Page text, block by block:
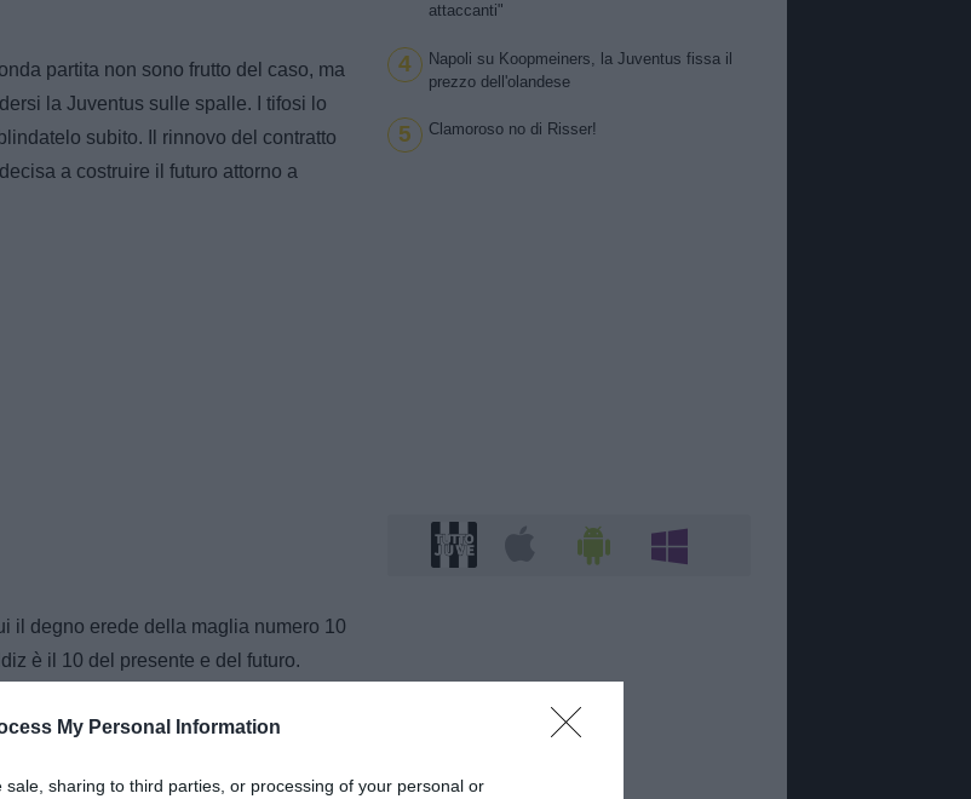
My Personal Information
sale, sharing to third parties, or processing of your personal or
partita non sono frutto del caso, ma
la Juventus sulle spalle. I tifosi lo
subito. Il rinnovo del contratto
a costruire il futuro attorno a
il degno erede della maglia numero 10
è il 10 del presente e del futuro.
City al Mondiale per Club.
sognare in grande. Con un Kenan
attaccanti"
4
Napoli su Koopmeiners, la Juventus fissa il
prezzo dell'olandese
5 Clamoroso no di Risser!